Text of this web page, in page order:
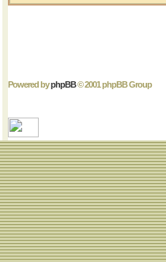
Powered byphpBB© 2001 phpBB Group